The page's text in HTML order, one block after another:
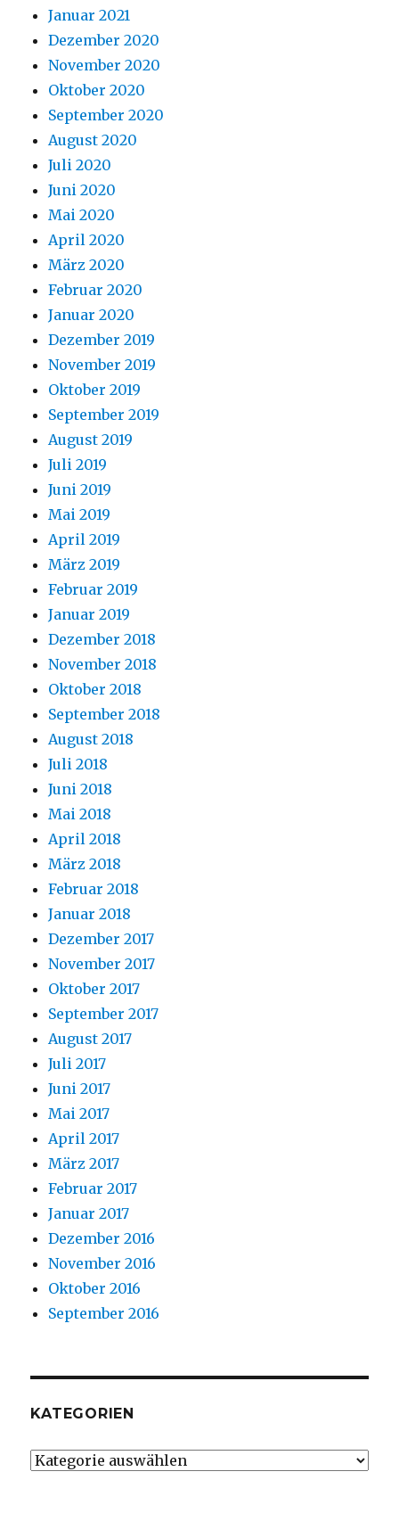
Januar 2021
Dezember 2020
November 2020
Oktober 2020
September 2020
August 2020
Juli 2020
Juni 2020
Mai 2020
April 2020
März 2020
Februar 2020
Januar 2020
Dezember 2019
November 2019
Oktober 2019
September 2019
August 2019
Juli 2019
Juni 2019
Mai 2019
April 2019
März 2019
Februar 2019
Januar 2019
Dezember 2018
November 2018
Oktober 2018
September 2018
August 2018
Juli 2018
Juni 2018
Mai 2018
April 2018
März 2018
Februar 2018
Januar 2018
Dezember 2017
November 2017
Oktober 2017
September 2017
August 2017
Juli 2017
Juni 2017
Mai 2017
April 2017
März 2017
Februar 2017
Januar 2017
Dezember 2016
November 2016
Oktober 2016
September 2016
KATEGORIEN
Kategorien